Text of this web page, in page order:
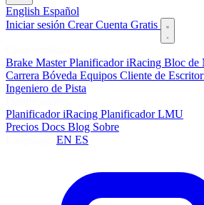
English Español
Iniciar sesión Crear Cuenta Gratis
Brake MasterPlanificador iRacing Bloc de
Carrera Bóveda Equipos Cliente de
Ingeniero de Pista
Planificador iRacing Planificador LMU
Precios Docs Blog Sobre
EN ES